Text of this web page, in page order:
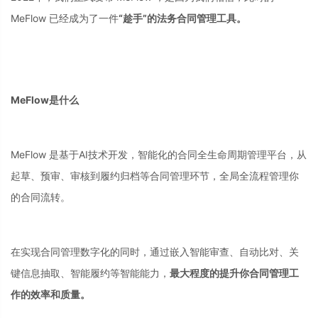
MeFlow 已经成为了一件“趁手”的法务合同管理工具。
MeFlow是什么
MeFlow 是基于AI技术开发，智能化的合同全生命周期管理平台，从
起草、预审、审核到履约归档等合同管理环节，全局全流程管理你
的合同流转。
在实现合同管理数字化的同时，通过嵌入智能审查、自动比对、关
键信息抽取、智能履约等智能能力， 最大程度的提升你合同管理工
作的效率和质量。